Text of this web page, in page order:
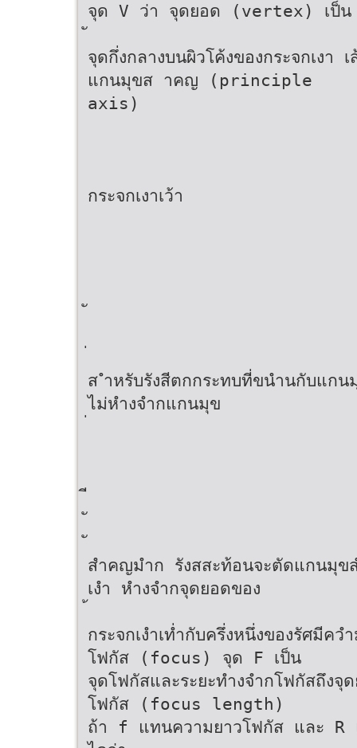
จุด V ว่า จุดยอด (vertex) เป็น
จุดกึ่งกลางบนผิวโค้งของกระจกเง
แกนมุขส าคญ (principle
axis)
กระจกเงาเว้า
ส ำหรับรังสีตกกระทบที่ขนำนกับแกน
ไม่หำงจำกแกนมุข
สำคญมำก รังสสะท้อนจะตัดแกนมุ
เงำ หำงจำกจุดยอดของ
กระจกเงำเท่ำกับครึ่งหนึ่งของรัศมีค
โฟกัส (focus) จุด F เป็น
จุดโฟกัสและระยะทำงจำกโฟกัสถึงจุ
โฟกัส (focus length)
ถ้า f แทนความยาวโฟกัส และ R แ